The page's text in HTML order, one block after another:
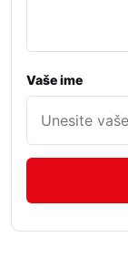
Vaše ime